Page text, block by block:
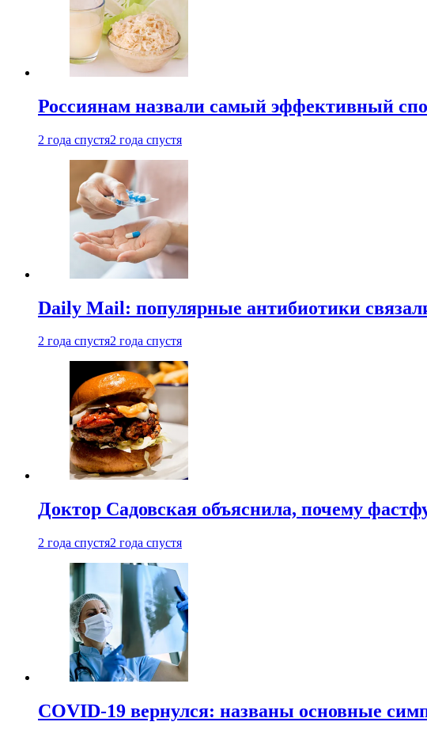
Россиянам назвали самый эффективный
2 года спустя2 года спустя
Daily Mail: популярные антибиотики
2 года спустя2 года спустя
Доктор Садовская объяснила, почему
2 года спустя2 года спустя
COVID-19 вернулся: названы основные